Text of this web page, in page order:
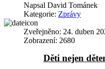
Napsal David Tománek
Kategorie: Zprávy
Zveřejněno: 24. duben
Zobrazení: 2680
Děti nejen